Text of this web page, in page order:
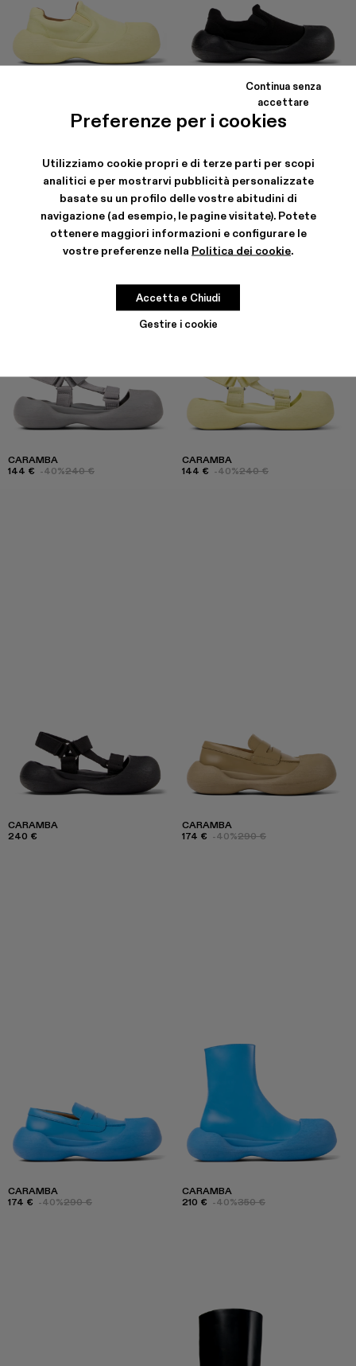
Preferenze per i cookies
Utilizziamo cookie propri e di terze parti per scopi
analitici e per mostrarvi pubblicità personalizzate
basate su un profilo delle vostre abitudini di
navigazione (ad esempio, le pagine visitate). Potete
ottenere maggiori informazioni e configurare le
vostre preferenze nella Politica dei cookie.
Gestire i cookie
Continua senza
accettare
Accetta e Chiudi
250 €
CARAMBA
144 € -40%240 €
CARAMBA
144 € -40%240 €
CARAMBA
240 €
CARAMBA
174 € -40%290 €
CARAMBA
174 € -40%290 €
CARAMBA
210 € -40%350 €